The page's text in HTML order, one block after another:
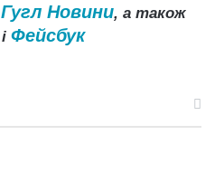
Гугл Новини, а також
і Фейсбук